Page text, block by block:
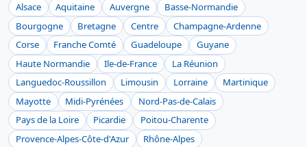
Alsace Aquitaine Auvergne
Basse-Normandie
Bourgogne
Bretagne Centre
Champagne-Ardenne
Corse
Franche Comté Guadeloupe
Guyane
Haute Normandie
Ile-de-France
La Réunion
Languedoc-Roussillon
Limousin Lorraine
Martinique
Mayotte
Midi-Pyrénées
Nord-Pas-de-Calais
Pays de la Loire
Picardie
Poitou-Charente
Provence-Alpes-Côte-d'Azur
Rhône-Alpes